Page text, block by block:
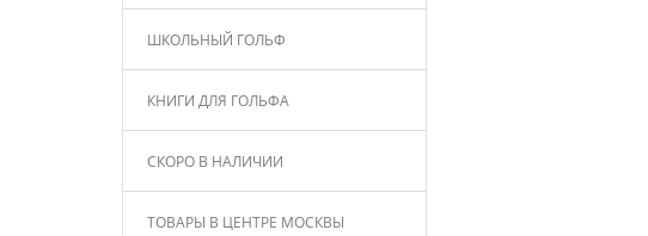
ШКОЛЬНЫЙ ГОЛЬФ
КНИГИ ДЛЯ ГОЛЬФА
СКОРО В НАЛИЧИИ
ТОВАРЫ В ЦЕНТРЕ МОСКВЫ